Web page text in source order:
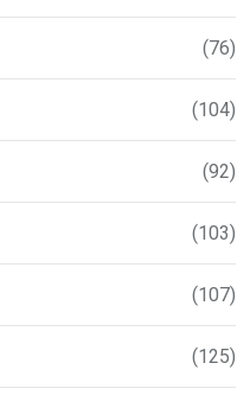
(76)
(104)
(92)
(103)
(107)
(125)